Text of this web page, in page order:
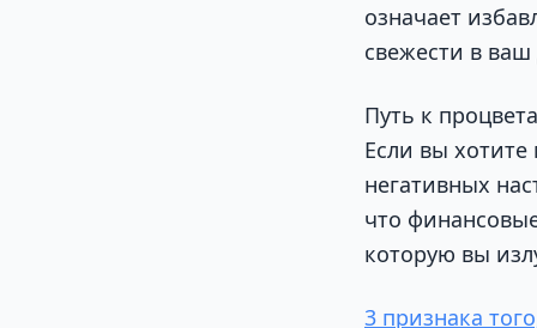
означает
свежести в
Путь к
Если вы
негативных
что
которую вы
3 признака